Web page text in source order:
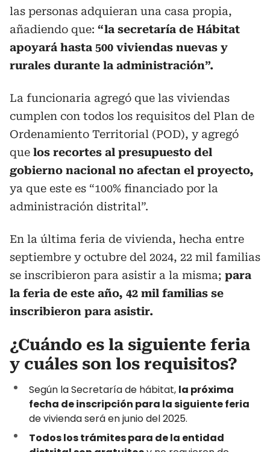
las personas adquieran una casa propia,
añadiendo que: “la secretaría de Hábitat
apoyará hasta 500 viviendas nuevas y
rurales durante la administración”.
La funcionaria agregó que las viviendas
cumplen con todos los requisitos del Plan de
Ordenamiento Territorial (POD), y agregó
que los recortes al presupuesto del
gobierno nacional no afectan el proyecto,
ya que este es “100% financiado por la
administración distrital”.
En la última feria de vivienda, hecha entre
septiembre y octubre del 2024, 22 mil familias
se inscribieron para asistir a la misma; para
la feria de este año, 42 mil familias se
inscribieron para asistir.
¿Cuándo es la siguiente feria
y cuáles son los requisitos?
Según la Secretaría de hábitat, la próxima
fecha de inscripción para la siguiente feria
de vivienda será en junio del 2025.
Todos los trámites para de la entidad